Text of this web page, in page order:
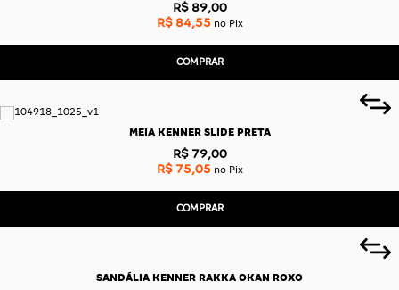
R$ 89,00
R$ 84,55 no Pix
COMPRAR
MEIA KENNER SLIDE PRETA
R$ 79,00
R$ 75,05 no Pix
COMPRAR
SANDÁLIA KENNER RAKKA OKAN ROXO